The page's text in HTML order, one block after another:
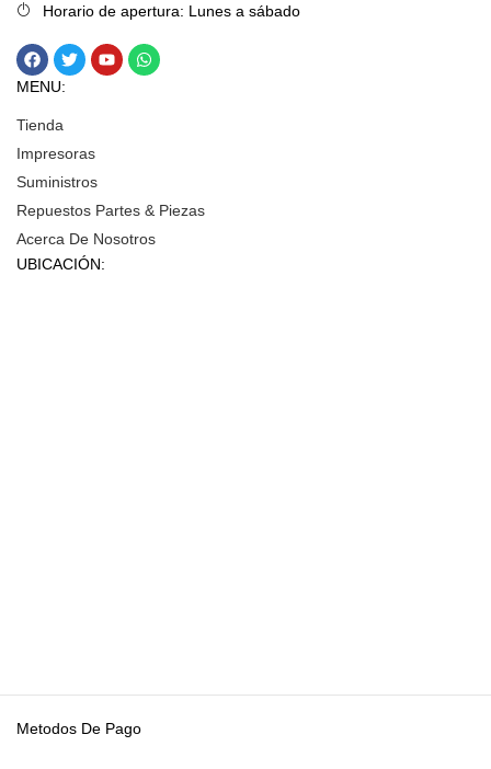
Horario de apertura: Lunes a sábado
MENU:
Tienda
Impresoras
Suministros
Repuestos Partes & Piezas
Acerca De Nosotros
UBICACIÓN:
Metodos De Pago